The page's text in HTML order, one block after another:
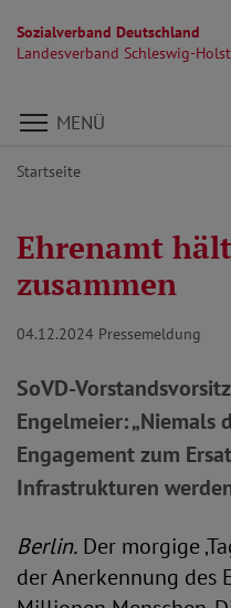
Sozialverband Deutschland
Landesverband Schleswig-
Direkt zu den Inhalten
MENÜ
Startseite
Ehrenamt
zusammen
04.12.2024 Pressemeldung
SoVD-
Engelmeier:
Engagement zum
Infrastrukturen
Berlin. Der morgige
der Anerkennung des